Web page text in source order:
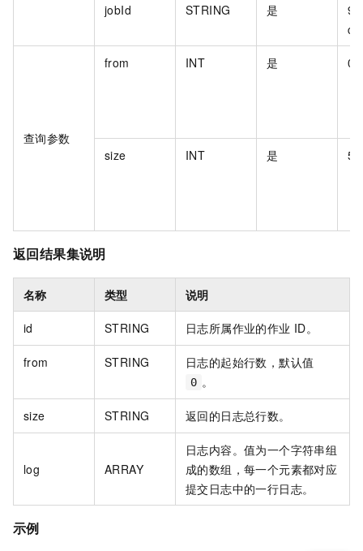
jobId STRING 是
查询参数
from INT 是 0
size INT 是 50
返回结果集说明
名称 类型 说明
id​ STRING 日志所属作业的作业 ID。
from STRING 日志的起始行数，默认值
0 。
size STRING 返回的日志总行数。
log ARRAY
日志内容。值为一个字符串组
成的数组，每一个元素都对应
提交日志中的一行日志。
示例